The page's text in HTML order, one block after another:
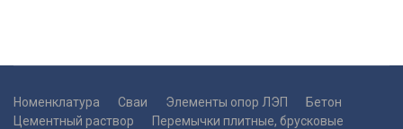
Номенклатура Сваи Элементы опор ЛЭП
Бетон
Цементный раствор
Перемычки плитные, брусковые